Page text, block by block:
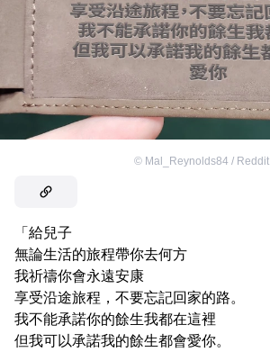
© Mal_Reynolds84 / Reddit
「給兒子
無論生活的旅程帶你去何方
我祈禱你會永遠安康
享受沿途旅程，不要忘記回家的路。
我不能承諾你的餘生我都在這裡
但我可以承諾我的餘生都會愛你。